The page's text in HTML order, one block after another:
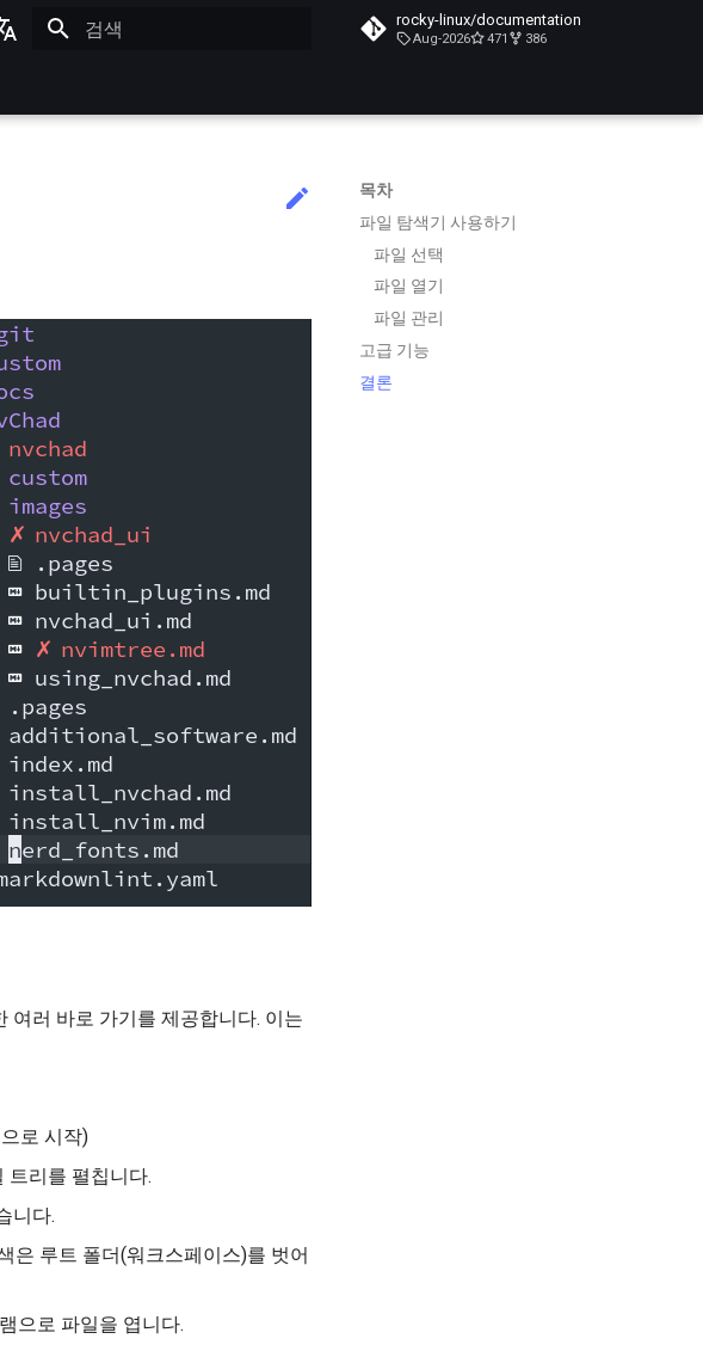
文
rocky-linux/documentation
Aug-2026 471 386
목차
파일 탐색기 사용하기
파일 선택
파일 열기
파일 관리
고급 기능
결론
여러 바로 가기를 제공합니다. 이는
으로 시작)
트리를 펼칩니다.
니다.
은 루트 폴더(워크스페이스)를 벗어
으로 파일을 엽니다.